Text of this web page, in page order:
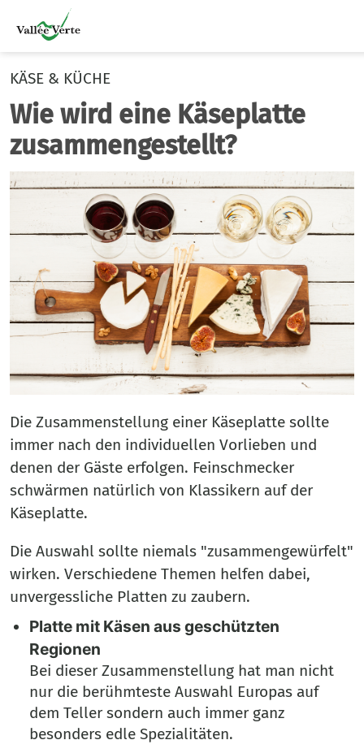
KÄSE & KÜCHE
Wie wird eine Käseplatte
zusammengestellt?
Die Zusammenstellung einer Käseplatte sollte
immer nach den individuellen Vorlieben und
denen der Gäste erfolgen. Feinschmecker
schwärmen natürlich von Klassikern auf der
Käseplatte.
Die Auswahl sollte niemals "zusammengewürfelt"
wirken. Verschiedene Themen helfen dabei,
unvergessliche Platten zu zaubern.
Platte mit Käsen aus geschützten
Regionen
Bei dieser Zusammenstellung hat man nicht
nur die berühmteste Auswahl Europas auf
dem Teller sondern auch immer ganz
besonders edle Spezialitäten.